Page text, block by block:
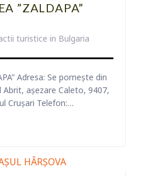
”ZALDAPA”
turistice in Bulgaria
Adresa: Se pornește din
așezare Caleto, 9407,
Crușari Telefon:…